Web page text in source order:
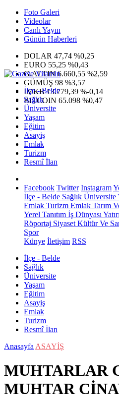
Foto Galeri
Videolar
Canlı Yayın
Günün Haberleri
DOLAR 47,74 %0,25
EURO 55,25 %0,43
G.ALTIN6.660,55 %2,59
GÜMÜŞ 98 %3,57
IMKB13.779,39 %-0,14
BITCOIN 65.098 %0,47
İlçe - Belde
Sağlık
Üniversite
Yaşam
Eğitim
Asayiş
Emlak
Turizm
Resmî İlan
Facebook Twitter Instagram
İlçe - Belde Sağlık Üniversite
Emlak Turizm Emlak Tarım
Yerel Tanıtım İş Dünyası
Röportaj Siyaset Kültür Ve
Spor
Künye İletişim RSS
İlçe - Belde
Sağlık
Üniversite
Yaşam
Eğitim
Asayiş
Emlak
Turizm
Resmî İlan
Anasayfa ASAYİŞ
MUHTARLAR
MUHTAR